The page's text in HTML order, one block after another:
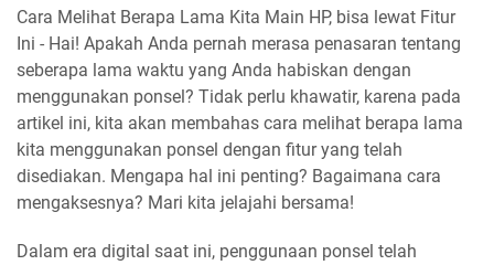
Cara Melihat Berapa Lama Kita Main HP, bisa lewat Fitur
Ini - Hai! Apakah Anda pernah merasa penasaran tentang
seberapa lama waktu yang Anda habiskan dengan
menggunakan ponsel? Tidak perlu khawatir, karena pada
artikel ini, kita akan membahas cara melihat berapa lama
kita menggunakan ponsel dengan fitur yang telah
disediakan. Mengapa hal ini penting? Bagaimana cara
mengaksesnya? Mari kita jelajahi bersama!
Dalam era digital saat ini, penggunaan ponsel telah